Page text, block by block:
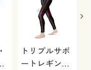
トリプルサポ
ートレギンス